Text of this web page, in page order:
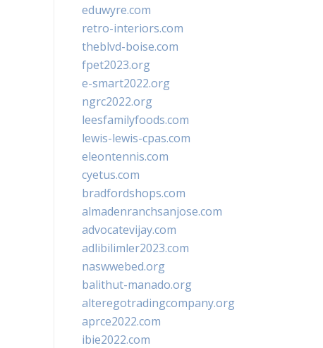
eduwyre.com
retro-interiors.com
theblvd-boise.com
fpet2023.org
e-smart2022.org
ngrc2022.org
leesfamilyfoods.com
lewis-lewis-cpas.com
eleontennis.com
cyetus.com
bradfordshops.com
almadenranchsanjose.com
advocatevijay.com
adlibilimler2023.com
naswwebed.org
balithut-manado.org
alteregotradingcompany.org
aprce2022.com
ibie2022.com